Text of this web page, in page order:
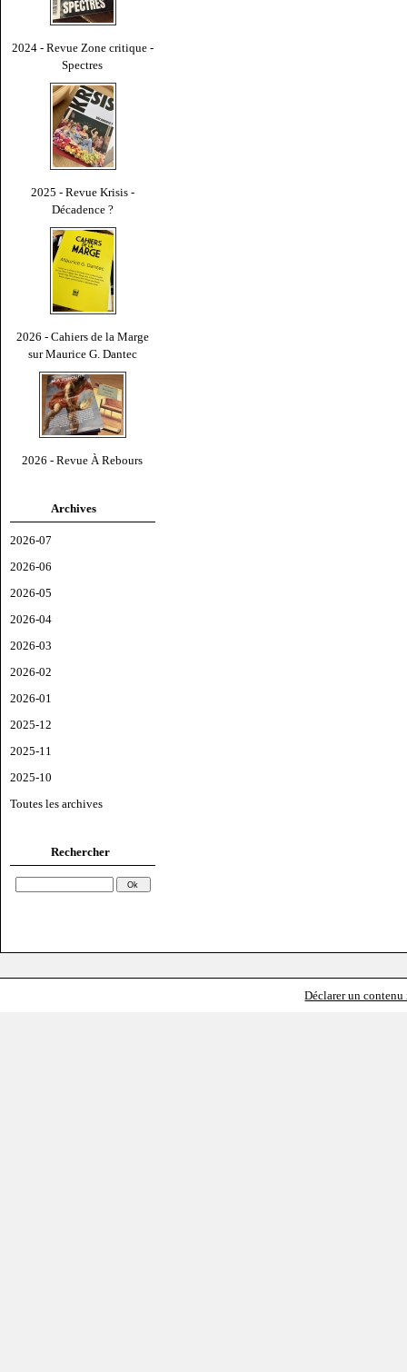
2024 - Revue Zone critique -
Spectres
2025 - Revue Krisis -
Décadence ?
2026 - Cahiers de la Marge
sur Maurice G. Dantec
2026 - Revue À Rebours
Archives
2026-07
2026-06
2026-05
2026-04
2026-03
2026-02
2026-01
2025-12
2025-11
2025-10
Toutes les archives
Rechercher
Déclarer un